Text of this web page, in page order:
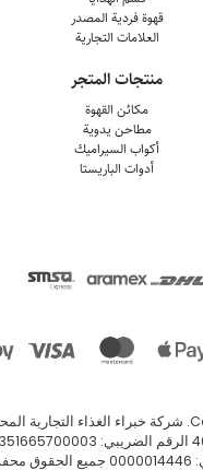
قهوة فردية المصدر
العلامات التجارية
منتجات المتجر
مكائن القهوة
مطاحن يدوية
أكواب السيراميك
أدوات الباريستا
. شركة خبراء الغذاء التجارية